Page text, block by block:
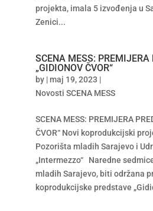
projekta, imala 5 izvođenja u
Zenici...
SCENA MESS: PREMIJERA
„GIDIONOV ČVOR“
by |maj 19, 2023 |
Novosti SCENA MESS
SCENA MESS: PREMIJERA
ČVOR“ Novi koprodukcijski
Pozorišta mladih Sarajevo i
„Intermezzo“ Naredne
mladih Sarajevo, biti održana
koprodukcijske predstave